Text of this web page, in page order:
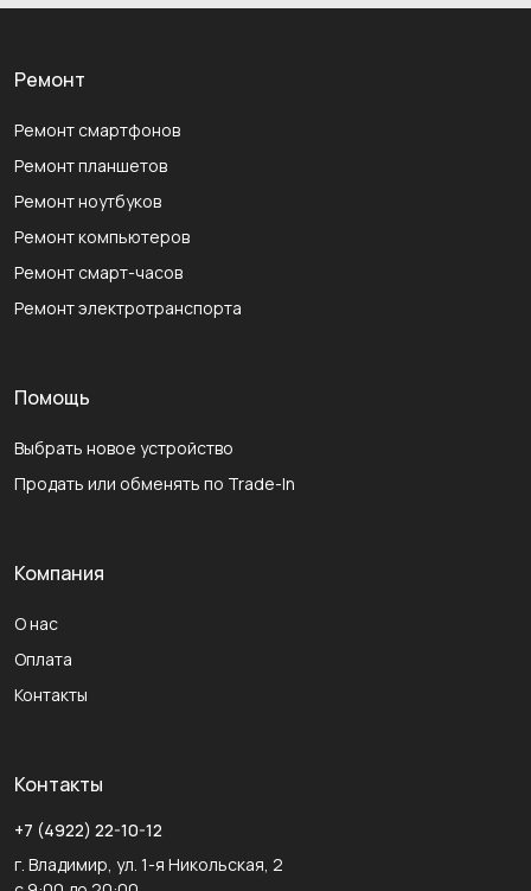
Ремонт
Ремонт смартфонов
Ремонт планшетов
Ремонт ноутбуков
Ремонт компьютеров
Ремонт смарт-часов
Ремонт электротранспорта
Помощь
Выбрать новое устройство
Продать или обменять по Trade-In
Компания
О нас
Оплата
Контакты
Контакты
+7 (4922) 22-10-12
г. Владимир, ул. 1-я Никольская, 2